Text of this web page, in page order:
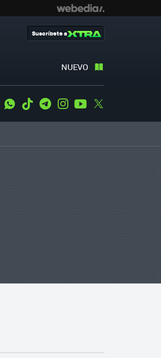
NUEVO
Suscríbete a
WhatsApp
Tiktok TelegramInstagramYoutube